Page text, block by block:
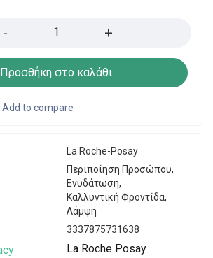
Προσθήκη στο καλάθι
La Roche-Posay
Περιποίηση Προσώπου,
Ενυδάτωση,
Καλλυντική Φροντίδα,
Λάμψη
3337875731638
La Roche Posay